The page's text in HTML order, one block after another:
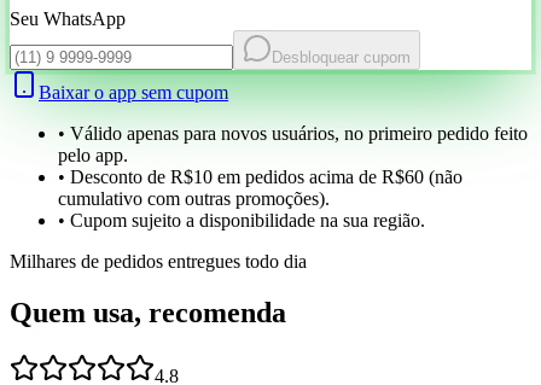
Seu WhatsApp
Desbloquear cupom
Baixar o app sem cupom
• Válido apenas para novos usuários, no primeiro pedido feito
pelo app.
• Desconto de R$10 em pedidos acima de R$60 (não
cumulativo com outras promoções).
• Cupom sujeito a disponibilidade na sua região.
Milhares de pedidos entregues todo dia
Quem usa, recomenda
4.8